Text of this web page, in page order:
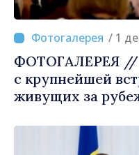
/ 1
ФОТОГАЛЕРЕЯ //
с крупнейшей
живущих за